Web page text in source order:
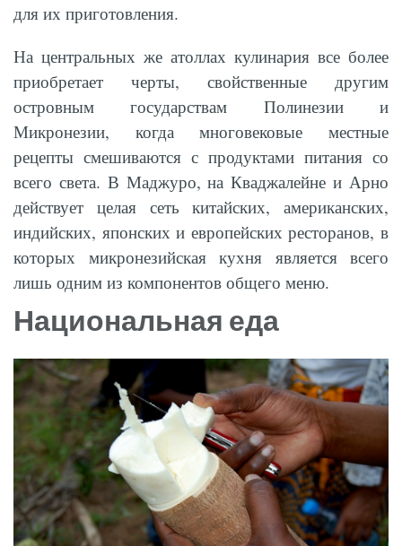
для их приготовления.
На центральных же атоллах кулинария все более
приобретает черты, свойственные другим
островным государствам Полинезии и
Микронезии, когда многовековые местные
рецепты смешиваются с продуктами питания со
всего света. В Маджуро, на Кваджалейне и Арно
действует целая сеть китайских, американских,
индийских, японских и европейских ресторанов, в
которых микронезийская кухня является всего
лишь одним из компонентов общего меню.
Национальная еда